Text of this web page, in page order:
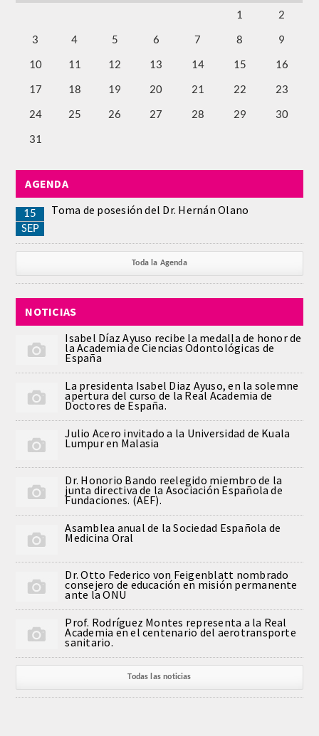
Actividades realizadas
PUBLICACIONES
ANALES
Números anteriores
APERTURA DE CURSO
NEWSLETTER EXTRAORDINARIA
CONVENIOS
PRENSA
Comunicación
Noticias
Notas de prensa
Artículos de Académicos
CONTACTO
1 2
3 4 5 6 7 8 9
10 11 12 13 14 15 16
17 18 19 20 21 22 23
24 25 26 27 28 29 30
31
AGENDA
15
SEP
Toma de posesión del Dr. Hernán Olano
Toda la Agenda
NOTICIAS
Isabel Díaz Ayuso recibe la medalla de honor de
la Academia de Ciencias Odontológicas de
España
La presidenta Isabel Diaz Ayuso, en la solemne
apertura del curso de la Real Academia de
Doctores de España.
Julio Acero invitado a la Universidad de Kuala
Lumpur en Malasia
Dr. Honorio Bando reelegido miembro de la
junta directiva de la Asociación Española de
Fundaciones. (AEF).
Asamblea anual de la Sociedad Española de
Medicina Oral
Dr. Otto Federico von Feigenblatt nombrado
consejero de educación en misión permanente
ante la ONU
Prof. Rodríguez Montes representa a la Real
Academia en el centenario del aerotransporte
sanitario.
Todas las noticias